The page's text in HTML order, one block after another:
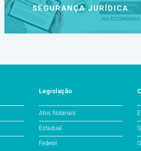
SEGURANÇA JURÍDICA
Legislação
Atos Notariais
Estadual
Federal